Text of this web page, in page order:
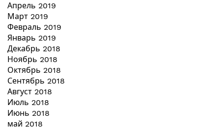
Апрель 2019
Март 2019
Февраль 2019
Январь 2019
Декабрь 2018
Ноябрь 2018
Октябрь 2018
Сентябрь 2018
Август 2018
Июль 2018
Июнь 2018
май 2018